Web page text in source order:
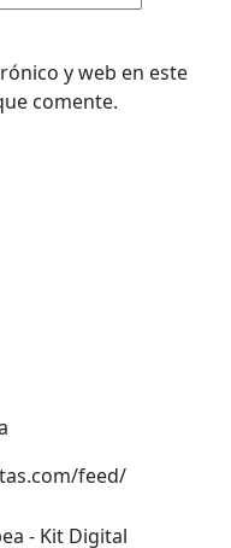
y web en este
comente.
feed/